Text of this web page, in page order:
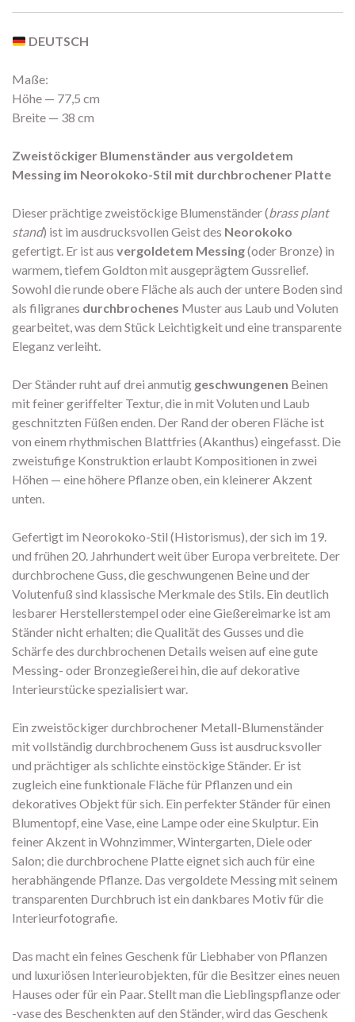
DEUTSCH
Maße:
Höhe — 77,5 cm
Breite — 38 cm
Zweistöckiger Blumenständer aus vergoldetem
Messing im Neorokoko-Stil mit durchbrochener Platte
Dieser prächtige zweistöckige Blumenständer (brass plant
stand) ist im ausdrucksvollen Geist des Neorokoko
gefertigt. Er ist aus vergoldetem Messing(oder Bronze) in
warmem, tiefem Goldton mit ausgeprägtem Gussrelief.
Sowohl die runde obere Fläche als auch der untere Boden sind
als filigranes durchbrochenes Muster aus Laub und Voluten
gearbeitet, was dem Stück Leichtigkeit und eine transparente
Eleganz verleiht.
Der Ständer ruht auf drei anmutig geschwungenen Beinen
mit feiner geriffelter Textur, die in mit Voluten und Laub
geschnitzten Füßen enden. Der Rand der oberen Fläche ist
von einem rhythmischen Blattfries (Akanthus) eingefasst. Die
zweistufige Konstruktion erlaubt Kompositionen in zwei
Höhen — eine höhere Pflanze oben, ein kleinerer Akzent
unten.
Gefertigt im Neorokoko-Stil (Historismus), der sich im 19.
und frühen 20. Jahrhundert weit über Europa verbreitete. Der
durchbrochene Guss, die geschwungenen Beine und der
Volutenfuß sind klassische Merkmale des Stils. Ein deutlich
lesbarer Herstellerstempel oder eine Gießereimarke ist am
Ständer nicht erhalten; die Qualität des Gusses und die
Schärfe des durchbrochenen Details weisen auf eine gute
Messing- oder Bronzegießerei hin, die auf dekorative
Interieurstücke spezialisiert war.
Ein zweistöckiger durchbrochener Metall-Blumenständer
mit vollständig durchbrochenem Guss ist ausdrucksvoller
und prächtiger als schlichte einstöckige Ständer. Er ist
zugleich eine funktionale Fläche für Pflanzen und ein
dekoratives Objekt für sich. Ein perfekter Ständer für einen
Blumentopf, eine Vase, eine Lampe oder eine Skulptur. Ein
feiner Akzent in Wohnzimmer, Wintergarten, Diele oder
Salon; die durchbrochene Platte eignet sich auch für eine
herabhängende Pflanze. Das vergoldete Messing mit seinem
transparenten Durchbruch ist ein dankbares Motiv für die
Interieurfotografie.
Das macht ein feines Geschenk für Liebhaber von Pflanzen
und luxuriösen Interieurobjekten, für die Besitzer eines neuen
Hauses oder für ein Paar. Stellt man die Lieblingspflanze oder
-vase des Beschenkten auf den Ständer, wird das Geschenk